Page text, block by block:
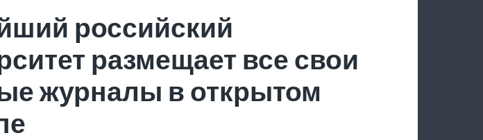
российский
размещает все свои
журналы в открытом